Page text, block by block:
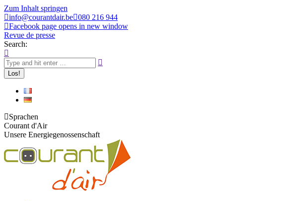
Zum Inhalt springen
info@courantdair.be 080 216 944
Facebook page opens in new window
Revue de presse
Search:
Sprachen
Courant d'Air
Unsere Energiegenossenschaft